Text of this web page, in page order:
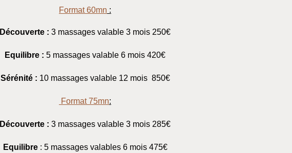
Format 60mn :
Découverte : 3 massages valable 3 mois 250€
Equilibre : 5 massages valable 6 mois 420€
Sérénité : 10 massages valable 12 mois 850€
Format 75mn:
Découverte : 3 massages valable 3 mois 285€
Equilibre : 5 massages valables 6 mois 475€